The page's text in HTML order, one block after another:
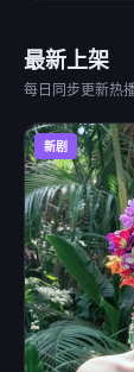
最新上架
每日同步更新热
新剧